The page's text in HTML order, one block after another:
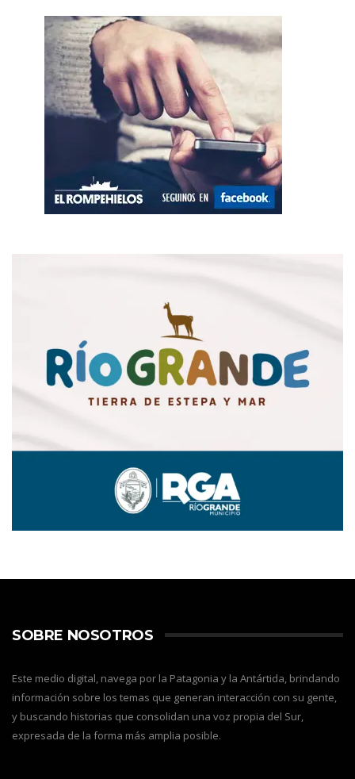
SOBRE NOSOTROS
Este medio digital, navega por la Patagonia y la Antártida, brindando
información sobre los temas que generan interacción con su gente,
y buscando historias que consolidan una voz propia del Sur,
expresada de la forma más amplia posible.